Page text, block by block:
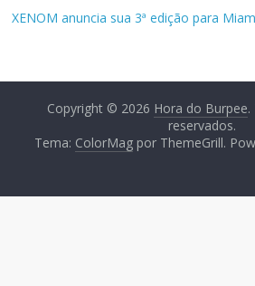
XENOM anuncia sua 3ª edição para
Copyright © 2026 Hora do Burpee.
reservados.
Tema: ColorMag por ThemeGrill.